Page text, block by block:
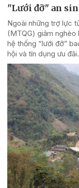
"Lưới đỡ" an
Ngoài những trợ lực
(MTQG) giảm nghèo
hệ thống “lưới đỡ”
hội và tín dụng ưu